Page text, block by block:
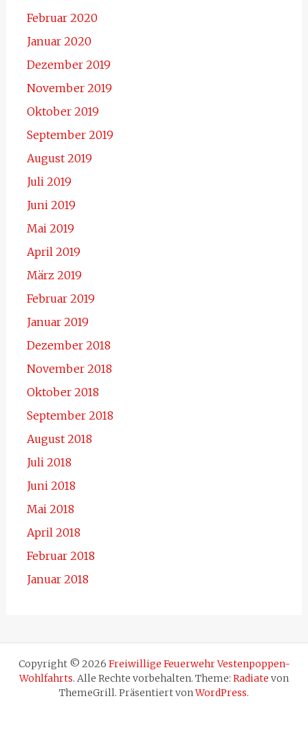
Februar 2020
Januar 2020
Dezember 2019
November 2019
Oktober 2019
September 2019
August 2019
Juli 2019
Juni 2019
Mai 2019
April 2019
März 2019
Februar 2019
Januar 2019
Dezember 2018
November 2018
Oktober 2018
September 2018
August 2018
Juli 2018
Juni 2018
Mai 2018
April 2018
Februar 2018
Januar 2018
Copyright © 2026 Freiwillige Feuerwehr Vestenpoppen-
Wohlfahrts. Alle Rechte vorbehalten. Theme: Radiate von
ThemeGrill. Präsentiert vonWordPress.